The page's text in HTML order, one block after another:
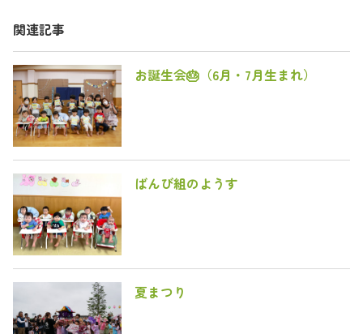
関連記事
お誕生会🎂（6月・7月生まれ）
ばんび組のようす
夏まつり